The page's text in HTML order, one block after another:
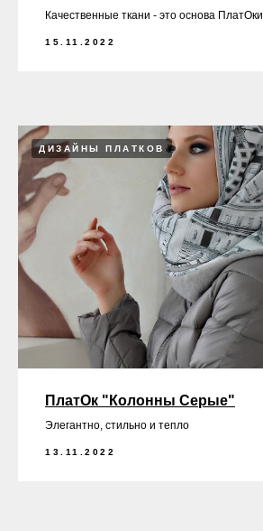
Качественные ткани - это основа ПлатОки
15.11.2022
ДИЗАЙНЫ ПЛАТКОВ
ПлатОк "Колонны Серые"
Элегантно, стильно и тепло
13.11.2022